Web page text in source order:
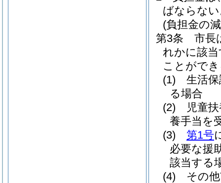
ばならな
(負担金の
第3条
市長
れかに該
ことがで
(1)
生活
る場合
(2)
児童
養手当を
(3)
第1号
必要な援
該当する
(4)
その